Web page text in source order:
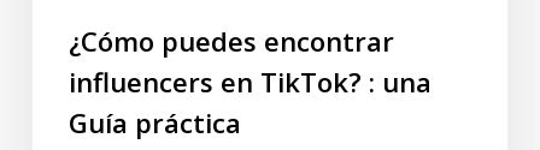
¿Cómo puedes encontrar
influencers en TikTok? : una
Guía práctica